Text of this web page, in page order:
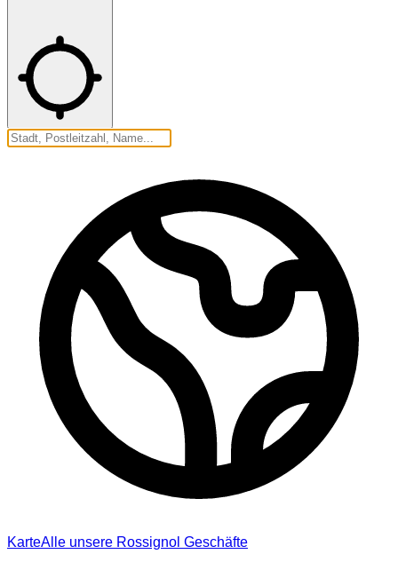
KarteAlle unsere Rossignol Geschäfte